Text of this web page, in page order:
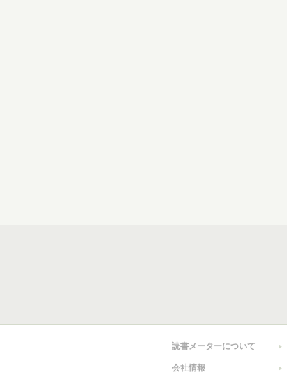
読書メーターについて
会社情報